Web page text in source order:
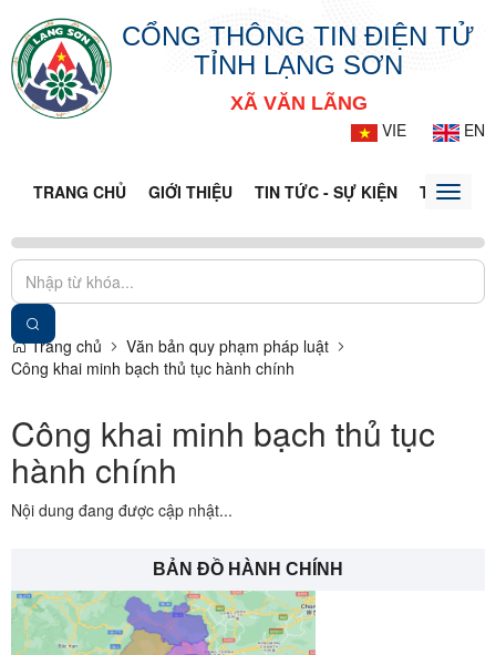
CỔNG THÔNG TIN ĐIỆN TỬ
TỈNH LẠNG SƠN
XÃ VĂN LÃNG
VIE
EN
TRANG CHỦ GIỚI THIỆU TIN TỨC - SỰ KIỆN THÔNG
Toggle
Trang chủ
Văn bản quy phạm pháp luật
Công khai minh bạch thủ tục hành chính
Công khai minh bạch thủ tục
hành chính
Nội dung đang được cập nhật...
BẢN ĐỒ HÀNH CHÍNH